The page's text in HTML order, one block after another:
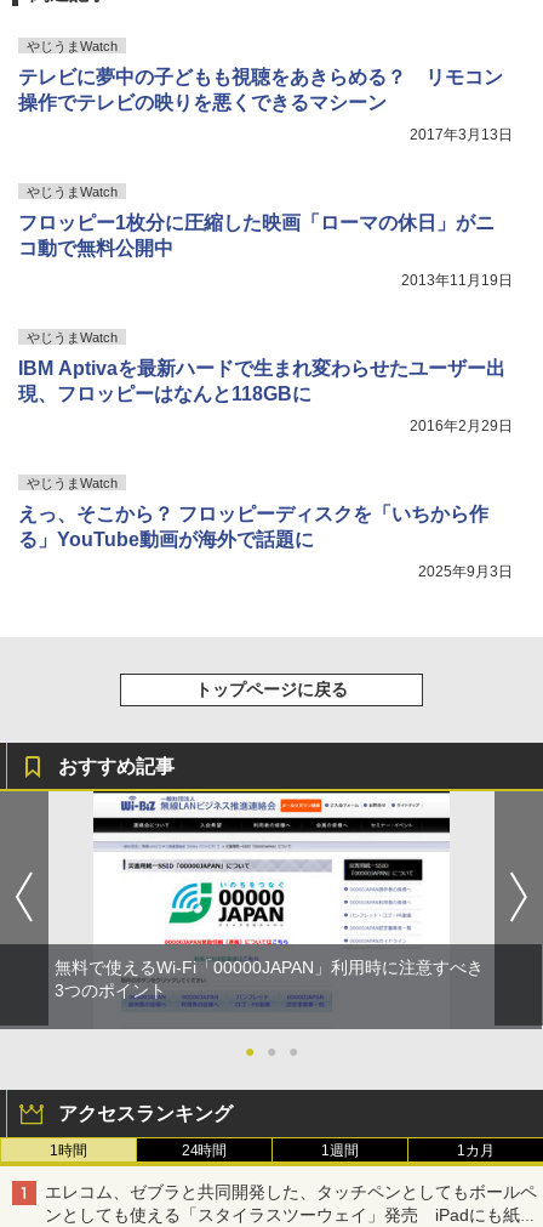
やじうまWatch
テレビに夢中の子どもも視聴をあきらめる？ リモコン
操作でテレビの映りを悪くできるマシーン
2017年3月13日
やじうまWatch
フロッピー1枚分に圧縮した映画「ローマの休日」がニ
コ動で無料公開中
2013年11月19日
やじうまWatch
IBM Aptivaを最新ハードで生まれ変わらせたユーザー出
現、フロッピーはなんと118GBに
2016年2月29日
やじうまWatch
えっ、そこから？ フロッピーディスクを「いちから作
る」YouTube動画が海外で話題に
2025年9月3日
トップページに戻る
おすすめ記事
無料で使えるWi-Fi「00000JAPAN」利用時に注意すべき
3つのポイント
● ● ●
アクセスランキング
1時間 24時間 1週間 1カ月
エレコム、ゼブラと共同開発した、タッチペンとしてもボールペ
ンとしても使える「スタイラスツーウェイ」発売 iPadにも紙に